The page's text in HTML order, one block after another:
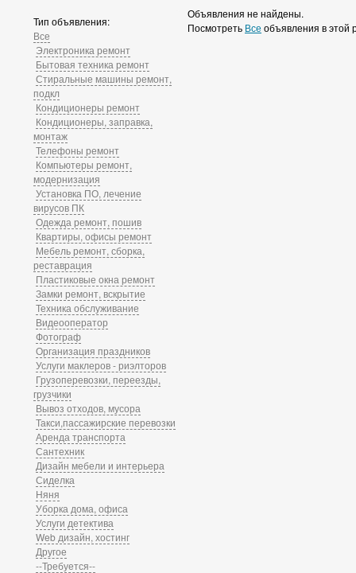
Тип объявления:
Все
Электроника ремонт
Бытовая техника ремонт
Стиральные машины ремонт,
подкл
Кондиционеры ремонт
Кондиционеры, заправка,
монтаж
Телефоны ремонт
Компьютеры ремонт,
модернизация
Установка ПО, лечение
вирусов ПК
Одежда ремонт, пошив
Квартиры, офисы ремонт
Мебель ремонт, сборка,
реставрация
Пластиковые окна ремонт
Замки ремонт, вскрытие
Техника обслуживание
Видеооператор
Фотограф
Организация праздников
Услуги маклеров - риэлторов
Грузоперевозки, переезды,
грузчики
Вывоз отходов, мусора
Такси,пассажирские перевозки
Аренда транспорта
Сантехник
Дизайн мебели и интерьера
Сиделка
Няня
Уборка дома, офиса
Услуги детектива
Web дизайн, хостинг
Другое
--Требуется--
Объявления не найдены.
Посмотреть Все объявления в этой